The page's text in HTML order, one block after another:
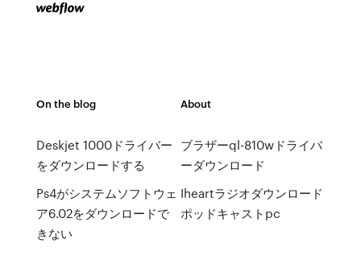
On the blog
Deskjet 1000ドライバー
をダウンロードする
Ps4がシステムソフトウェ
ア6.02をダウンロードで
きない
About
ブラザーql-810wドライバ
ーダウンロード
Iheartラジオダウンロード
ポッドキャストpc